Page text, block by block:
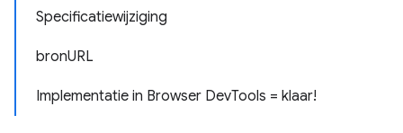
Specificatiewijziging
bronURL
Implementatie in Browser DevTools = klaar!